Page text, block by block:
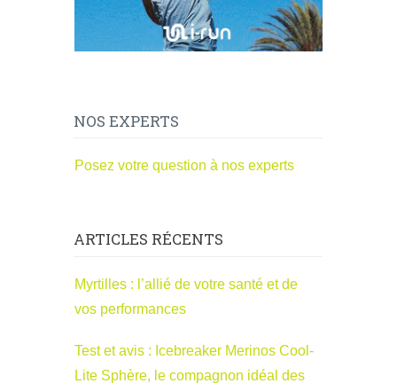
NOS EXPERTS
Posez votre question à nos experts
ARTICLES RÉCENTS
Myrtilles : l’allié de votre santé et de
vos performances
Test et avis : Icebreaker Merinos Cool-
Lite Sphère, le compagnon idéal des